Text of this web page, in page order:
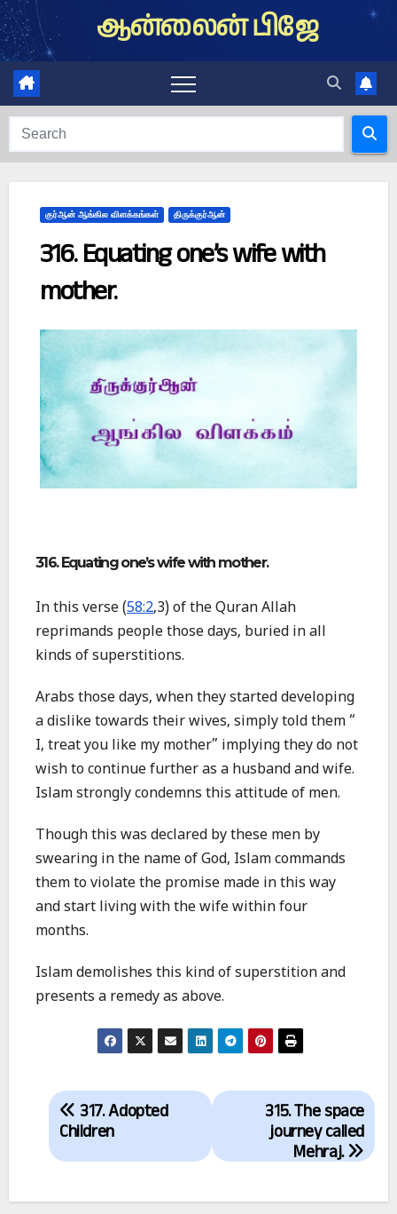
Skip
to
content
ஆன்லைன் பிஜே
குர்ஆன் ஆங்கில விளக்கங்கள் திருக்குர்ஆன்
316. Equating one’s wife with
mother.
316. Equating one’s wife with mother.
In this verse (58:2,3) of the Quran Allah
reprimands people those days, buried in all
kinds of superstitions.
Arabs those days, when they started developing
a dislike towards their wives, simply told them “
I, treat you like my mother” implying they do not
wish to continue further as a husband and wife.
Islam strongly condemns this attitude of men.
Though this was declared by these men by
swearing in the name of God, Islam commands
them to violate the promise made in this way
and start living with the wife within four
months.
Islam demolishes this kind of superstition and
presents a remedy as above.
Post
navigation
315. The space
journey called
Mehraj.
317. Adopted
Children